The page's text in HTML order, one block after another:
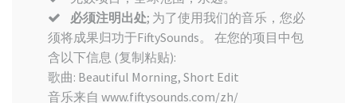
必须注明出处; 为了使用我们的音乐，您必
须将成果归功于FiftySounds。 在您的项目中包
含以下信息 (复制粘贴):
歌曲: Beautiful Morning, Short Edit
音乐来自 www.fiftysounds.com/zh/